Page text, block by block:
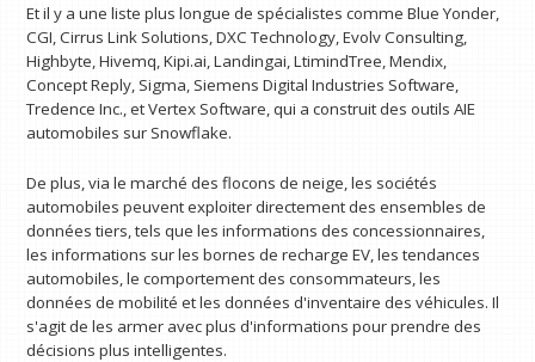
Et il y a une liste plus longue de spécialistes comme Blue Yonder,
CGI, Cirrus Link Solutions, DXC Technology, Evolv Consulting,
Highbyte, Hivemq, Kipi.ai, Landingai, LtimindTree, Mendix,
Concept Reply, Sigma, Siemens Digital Industries Software,
Tredence Inc., et Vertex Software, qui a construit des outils AIE
automobiles sur Snowflake.
De plus, via le marché des flocons de neige, les sociétés
automobiles peuvent exploiter directement des ensembles de
données tiers, tels que les informations des concessionnaires,
les informations sur les bornes de recharge EV, les tendances
automobiles, le comportement des consommateurs, les
données de mobilité et les données d'inventaire des véhicules. Il
s'agit de les armer avec plus d'informations pour prendre des
décisions plus intelligentes.